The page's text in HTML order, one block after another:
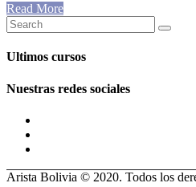
Read More
Ultimos cursos
Nuestras redes sociales
Arista Bolivia © 2020. Todos los